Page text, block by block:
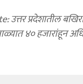
प्रदेशातील
४० हजारांहून